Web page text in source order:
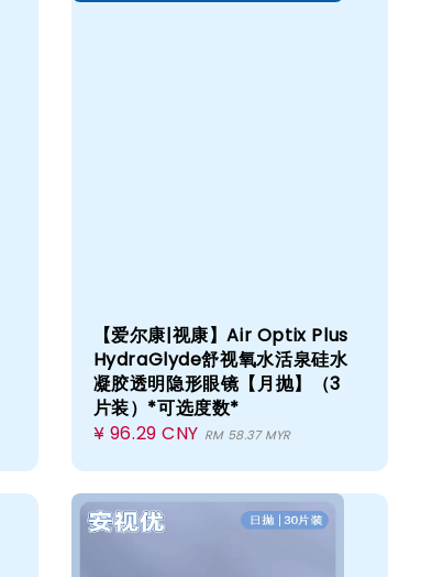
【爱尔康|视康】Air Optix Plus
HydraGlyde舒视氧水活泉硅水
凝胶透明隐形眼镜【月抛】（3
片装）*可选度数*
Regular
¥ 96.29 CNY RM 58.37 MYR